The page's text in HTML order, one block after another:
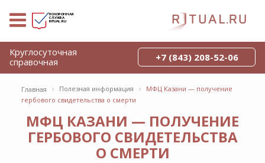
ПОХОРОННАЯ
СЛУЖБА
RITUAL.RU
Главная › Полезная информация ›
МФЦ Казани — получение
гербового свидетельства о смерти
МФЦ КАЗАНИ — ПОЛУЧЕНИЕ
ГЕРБОВОГО СВИДЕТЕЛЬСТВА
О СМЕРТИ
Круглосуточная
справочная
+7 (843) 208-52-06